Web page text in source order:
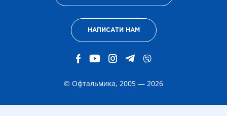
НАПИСАТИ НАМ
© Офтальмика, 2005 — 2026